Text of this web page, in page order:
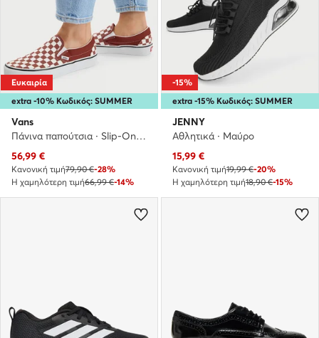
extra -10% Κωδικός: SUMMER
Ευκαιρία
Vans
Πάνινα παπούτσια · Slip-On · Μπορντό
Τρέχουσα τιμή
56,99 €
Κανονική τιμή79,90 €-28%
Η χαμηλότερη τιμή66,99 €-14%
extra -15% Κωδικός: SUMMER
-15%
JENNY
Αθλητικά · Μαύρο
Τρέχουσα τιμή
15,99 €
Κανονική τιμή19,99 €-20%
Η χαμηλότερη τιμή18,90 €-15%